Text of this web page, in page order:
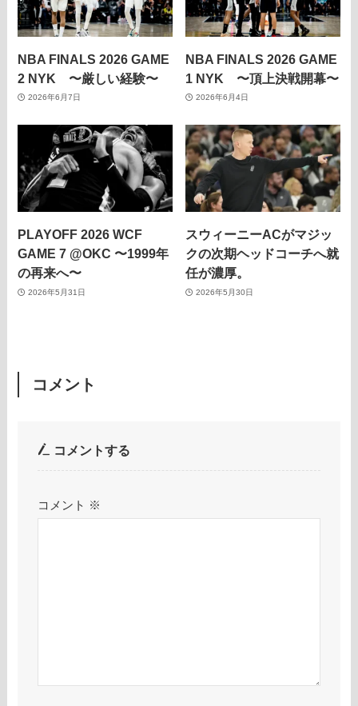
NBA FINALS 2026 GAME
2 NYK 〜厳しい経験〜
2026年6月7日
NBA FINALS 2026 GAME
1 NYK 〜頂上決戦開幕〜
2026年6月4日
PLAYOFF 2026 WCF
GAME 7 @OKC 〜1999年
の再来へ〜
2026年5月31日
スウィーニーACがマジッ
クの次期ヘッドコーチへ就
任が濃厚。
2026年5月30日
コメント
コメントする
コメント ※